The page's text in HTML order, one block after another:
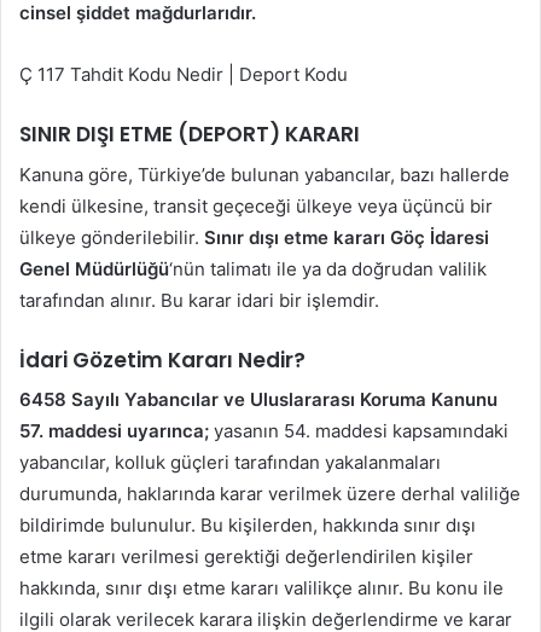
cinsel şiddet mağdurlarıdır.
Ç 117 Tahdit Kodu Nedir | Deport Kodu
SINIR DIŞI ETME (DEPORT) KARARI
Kanuna göre, Türkiye’de bulunan yabancılar, bazı hallerde
kendi ülkesine, transit geçeceği ülkeye veya üçüncü bir
ülkeye gönderilebilir. Sınır dışı etme kararı Göç İdaresi
Genel Müdürlüğü‘nün talimatı ile ya da doğrudan valilik
tarafından alınır. Bu karar idari bir işlemdir.
İdari Gözetim Kararı Nedir?
6458 Sayılı Yabancılar ve Uluslararası Koruma Kanunu
57. maddesi uyarınca; yasanın 54. maddesi kapsamındaki
yabancılar, kolluk güçleri tarafından yakalanmaları
durumunda, haklarında karar verilmek üzere derhal valiliğe
bildirimde bulunulur. Bu kişilerden, hakkında sınır dışı
etme kararı verilmesi gerektiği değerlendirilen kişiler
hakkında, sınır dışı etme kararı valilikçe alınır. Bu konu ile
ilgili olarak verilecek karara ilişkin değerlendirme ve karar